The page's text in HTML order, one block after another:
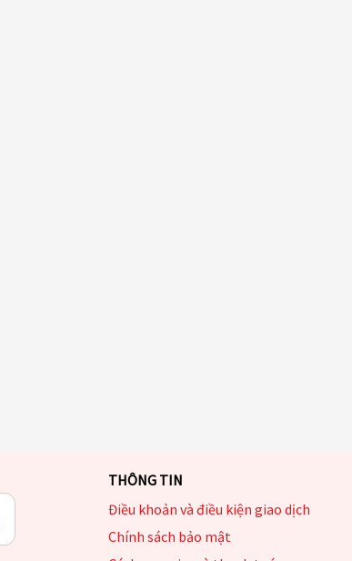
THÔNG TIN
Điều khoản và điều kiện giao dịch
Chính sách bảo mật